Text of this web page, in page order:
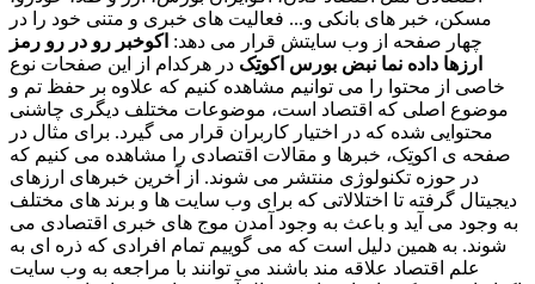
مسکن، خبر های بانکی و... فعالیت های خبری و متنی خود را در
چهار صفحه از وب سایتش قرار می دهد: اکوخبر رو در رو رمز
ارزها داده نما نبض بورس اکوتِک در هرکدام از این صفحات نوع
خاصی از محتوا را می توانیم مشاهده کنیم که علاوه بر حفظ تم و
موضوع اصلی که اقتصاد است، موضوعات مختلف دیگری چاشنی
محتوایی شده که در اختیار کاربران قرار می گیرد. برای مثال در
صفحه ی اکوتِک، خبرها و مقالات اقتصادی را مشاهده می کنیم که
در حوزه تکنولوژی منتشر می شوند. از آخرین خبرهای ارزهای
دیجیتال گرفته تا اختلالاتی که برای وب سایت ها و برند های مختلف
به وجود می آید و باعث به وجود آمدن موج های خبری اقتصادی می
شوند. به همین دلیل است که می گوییم تمام افرادی که ذره ای به
علم اقتصاد علاقه مند باشند می توانند با مراجعه به وب سایت